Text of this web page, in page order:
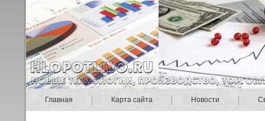
Главная Карта сайта Новости